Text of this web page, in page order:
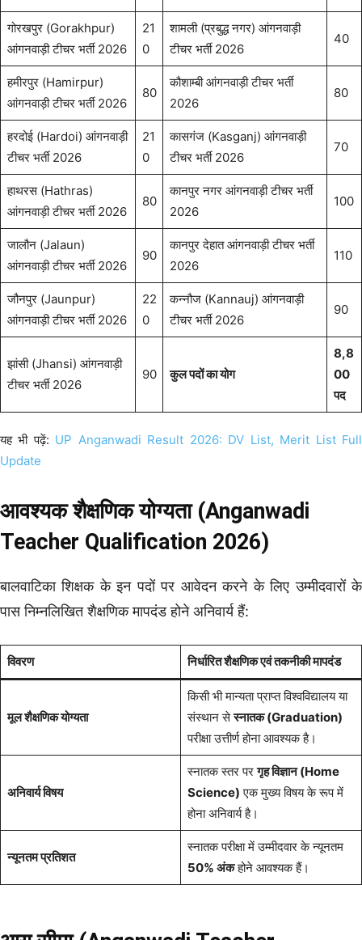
गोरखपुर (Gorakhpur)
आंगनवाड़ी टीचर भर्ती 2026
21
0
शामली (प्रबुद्ध नगर) आंगनवाड़ी
टीचर भर्ती 2026
40
हमीरपुर (Hamirpur)
आंगनवाड़ी टीचर भर्ती 2026
80
कौशाम्बी आंगनवाड़ी टीचर भर्ती
2026
80
हरदोई (Hardoi) आंगनवाड़ी
टीचर भर्ती 2026
21
0
कासगंज (Kasganj) आंगनवाड़ी
टीचर भर्ती 2026
70
हाथरस (Hathras)
आंगनवाड़ी टीचर भर्ती 2026
80
कानपुर नगर आंगनवाड़ी टीचर भर्ती
2026
100
जालौन (Jalaun)
आंगनवाड़ी टीचर भर्ती 2026
90
कानपुर देहात आंगनवाड़ी टीचर भर्ती
2026
110
जौनपुर (Jaunpur)
आंगनवाड़ी टीचर भर्ती 2026
22
0
कन्नौज (Kannauj) आंगनवाड़ी
टीचर भर्ती 2026
90
झांसी (Jhansi) आंगनवाड़ी
टीचर भर्ती 2026
90 कुल पदों का योग
8,8
00
पद
यह भी पढ़ें: UP Anganwadi Result 2026: DV List, Merit List Full
Update
आवश्यक शैक्षणिक योग्यता (Anganwadi
Teacher Qualification 2026)
बालवाटिका शिक्षक के इन पदों पर आवेदन करने के लिए उम्मीदवारों के
पास निम्नलिखित शैक्षणिक मापदंड होने अनिवार्य हैं:
विवरण निर्धारित शैक्षणिक एवं तकनीकी मापदंड
मूल शैक्षणिक योग्यता
किसी भी मान्यता प्राप्त विश्वविद्यालय या
संस्थान सेस्नातक (Graduation)
परीक्षा उत्तीर्ण होना आवश्यक है।
अनिवार्य विषय
स्नातक स्तर परगृह विज्ञान (Home
Science) एक मुख्य विषय के रूप में
होना अनिवार्य है।
न्यूनतम प्रतिशत
स्नातक परीक्षा में उम्मीदवार के न्यूनतम
50% अंकहोने आवश्यक हैं।